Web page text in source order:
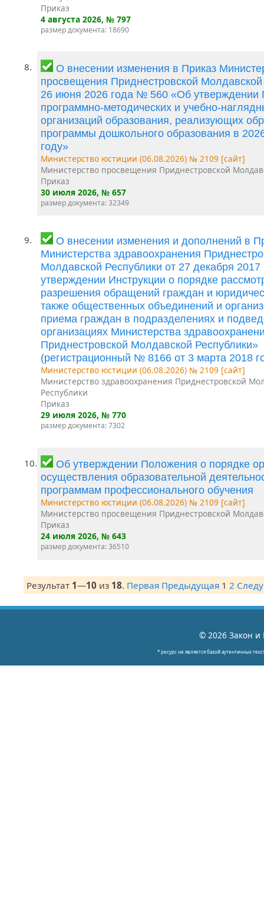
Приказ
4 августа 2026, № 797
размер документа: 18690
8.
О внесении изменения в Приказ
просвещения Приднестровской Молдавской
26 июня 2026 года № 560 «Об утверждении
программно-методических и учебно-
организаций образования, реализующих
программы дошкольного образования в
году»
Министерство юстиции (06.08.2026) № 2109 [сайт]
Министерство просвещения Приднестровской
Приказ
30 июля 2026, № 657
размер документа: 32349
9.
О внесении изменения и дополнений в
Министерства здравоохранения
Молдавской Республики от 27 декабря
утверждении Инструкции о порядке
разрешения обращений граждан и
также общественных объединений и
приема граждан в подразделениях и
организациях Министерства
Приднестровской Молдавской Республики»
(регистрационный № 8166 от 3 марта 2018
Министерство юстиции (06.08.2026) № 2109 [сайт]
Министерство здравоохранения Приднестровской
Республики
Приказ
29 июля 2026, № 770
размер документа: 7302
10.
Об утверждении Положения о порядке
осуществления образовательной
программам профессионального обучения
Министерство юстиции (06.08.2026) № 2109 [сайт]
Министерство просвещения Приднестровской
Приказ
24 июля 2026, № 643
размер документа: 36510
Результат 1—10 из 18. Первая Предыдущая 1 2
© 2026 Закон и
* ресурс не является базой аутентичных